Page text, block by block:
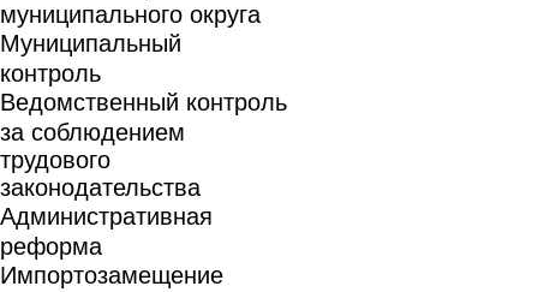
муниципального округа
Муниципальный
контроль
Ведомственный контроль
за соблюдением
трудового
законодательства
Административная
реформа
Импортозамещение